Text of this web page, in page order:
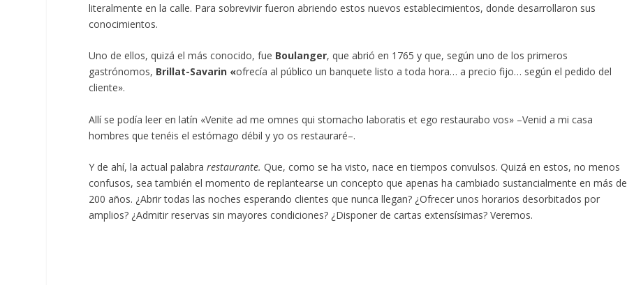
literalmente en la calle. Para sobrevivir fueron abriendo estos nuevos establecimientos, donde desarrollaron sus
conocimientos.
Uno de ellos, quizá el más conocido, fue Boulanger, que abrió en 1765 y que, según uno de los primeros
gastrónomos, Brillat-Savarin «ofrecía al público un banquete listo a toda hora… a precio fijo… según el pedido del
cliente».
Allí se podía leer en latín «Venite ad me omnes qui stomacho laboratis et ego restaurabo vos» –Venid a mi casa
hombres que tenéis el estómago débil y yo os restauraré–.
Y de ahí, la actual palabrarestaurante.Que, como se ha visto, nace en tiempos convulsos. Quizá en estos, no menos
confusos, sea también el momento de replantearse un concepto que apenas ha cambiado sustancialmente en más de
200 años. ¿Abrir todas las noches esperando clientes que nunca llegan? ¿Ofrecer unos horarios desorbitados por
amplios? ¿Admitir reservas sin mayores condiciones? ¿Disponer de cartas extensísimas? Veremos.